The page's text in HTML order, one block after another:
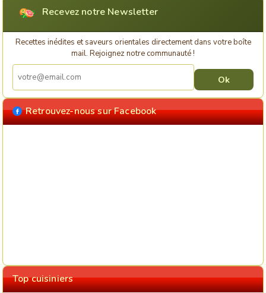
Recevez notre Newsletter
Recettes inédites et saveurs orientales directement dans votre boîte
mail. Rejoignez notre communauté !
Retrouvez-nous sur Facebook
Top cuisiniers